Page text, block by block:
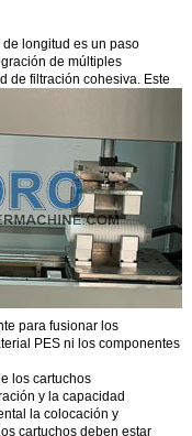
longitud es un paso
de múltiples
de filtración cohesiva. Este
para fusionar los
PES ni los componentes
los cartuchos
y la capacidad
la colocación y
cartuchos deben estar